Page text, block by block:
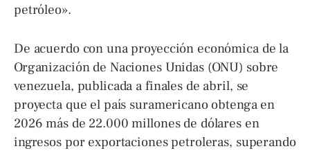
petróleo».
De acuerdo con una proyección económica de la
Organización de Naciones Unidas (ONU) sobre
venezuela, publicada a finales de abril, se
proyecta que el país suramericano obtenga en
2026 más de 22.000 millones de dólares en
ingresos por exportaciones petroleras, superando